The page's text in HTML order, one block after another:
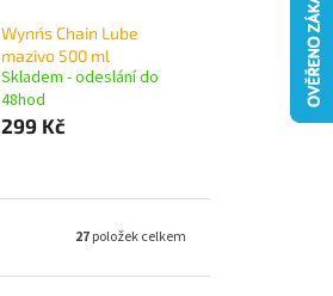
Wynn´s Chain Lube
mazivo 500 ml
Skladem - odeslání do
48hod
299 Kč
27položek celkem